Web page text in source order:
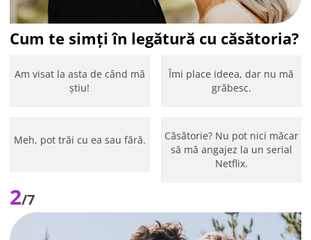
Cum te simți în legătură cu căsătoria?
Am visat la asta de când mă
știu!
Îmi place ideea, dar nu mă
grăbesc.
Meh, pot trăi cu ea sau fără.
Căsătorie? Nu pot nici măcar
să mă angajez la un serial
Netflix.
2/7